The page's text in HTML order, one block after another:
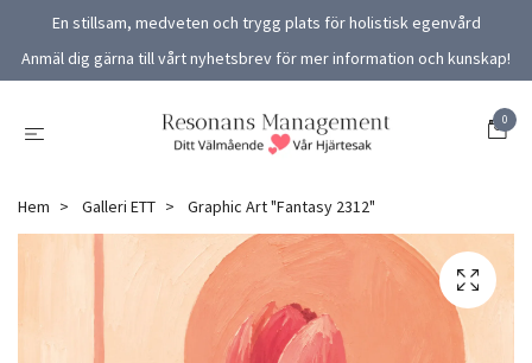
En stillsam, medveten och trygg plats för holistisk egenvård
Anmäl dig gärna till vårt nyhetsbrev för mer information och kunskap!
0
Hem Galleri ETT Graphic Art "Fantasy 2312"